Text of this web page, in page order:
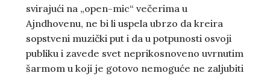
svirajući na „open-mic“ večerima u
Ajndhovenu, ne bi li uspela ubrzo da kreira
sopstveni muzički put i da u potpunosti osvoji
publiku i zavede svet neprikosnoveno uvrnutim
šarmom u koji je gotovo nemoguće ne zaljubiti